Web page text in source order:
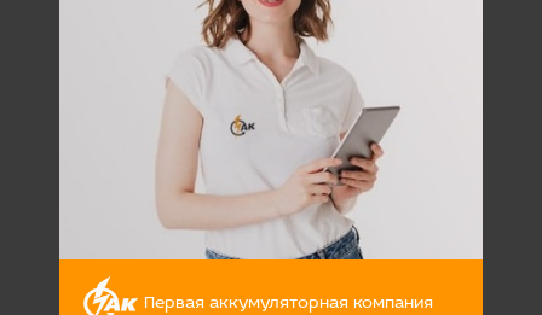
Первая аккумуляторная компания
Аккумуляторная батарея
6СТ-64 BARS о.п.
Пусковой ток:620 А